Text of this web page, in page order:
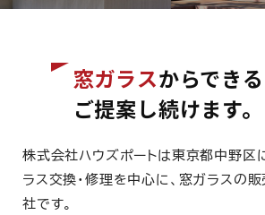
窓ガラスからできる
ご提案し続けます。
株式会社ハウズポートは東京都中野区
ラス交換・修理を中心に、窓ガラスの
社です。